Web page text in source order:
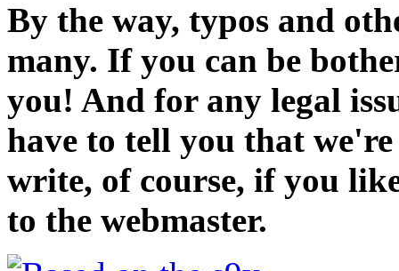
By the way, typos and
many. If you can be
you! And for any legal
have to tell you that
write, of course, if you
to the webmaster.